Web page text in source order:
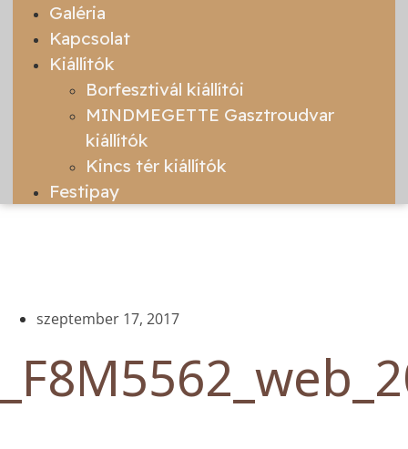
Galéria
Kapcsolat
Kiállítók
Borfesztivál kiállítói
MINDMEGETTE Gasztroudvar
kiállítók
Kincs tér kiállítók
Festipay
szeptember 17, 2017